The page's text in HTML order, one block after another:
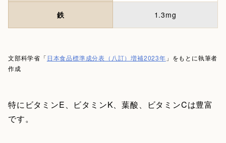
鉄 1.3mg
文部科学省「 日本食品標準成分表（八訂）増補2023年 」をもとに執筆者
作成
特にビタミンE、ビタミンK、葉酸、ビタミンCは豊富
です。